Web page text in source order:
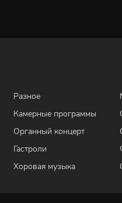
Разное
Камерные программы
Органный концерт
Гастроли
Хоровая музыка